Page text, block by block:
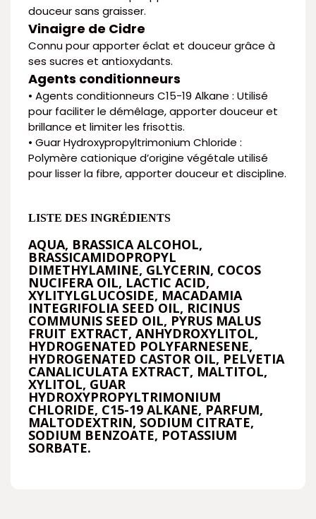
douceur sans graisser.
Vinaigre de Cidre
Connu pour apporter éclat et douceur grâce à
ses sucres et antioxydants.
Agents conditionneurs
• Agents conditionneurs C15-19 Alkane : Utilisé
pour faciliter le démêlage, apporter douceur et
brillance et limiter les frisottis.
• Guar Hydroxypropyltrimonium Chloride :
Polymère cationique d’origine végétale utilisé
pour lisser la fibre, apporter douceur et discipline.
LISTE DES INGRÉDIENTS
AQUA, BRASSICA ALCOHOL,
BRASSICAMIDOPROPYL
DIMETHYLAMINE, GLYCERIN, COCOS
NUCIFERA OIL, LACTIC ACID,
XYLITYLGLUCOSIDE, MACADAMIA
INTEGRIFOLIA SEED OIL, RICINUS
COMMUNIS SEED OIL, PYRUS MALUS
FRUIT EXTRACT, ANHYDROXYLITOL,
HYDROGENATED POLYFARNESENE,
HYDROGENATED CASTOR OIL, PELVETIA
CANALICULATA EXTRACT, MALTITOL,
XYLITOL, GUAR
HYDROXYPROPYLTRIMONIUM
CHLORIDE, C15-19 ALKANE, PARFUM,
MALTODEXTRIN, SODIUM CITRATE,
SODIUM BENZOATE, POTASSIUM
SORBATE.